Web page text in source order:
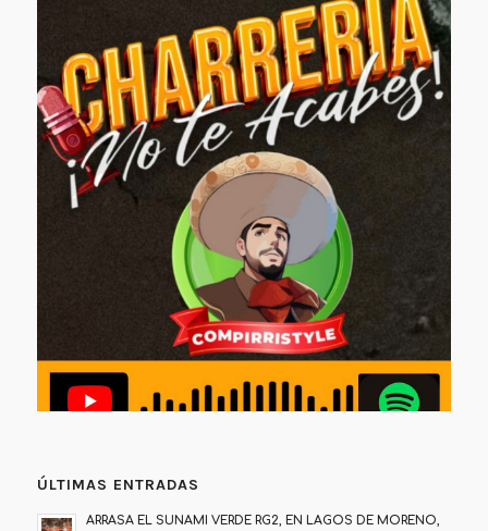
ÚLTIMAS ENTRADAS
ARRASA EL SUNAMI VERDE RG2, EN LAGOS DE MORENO,